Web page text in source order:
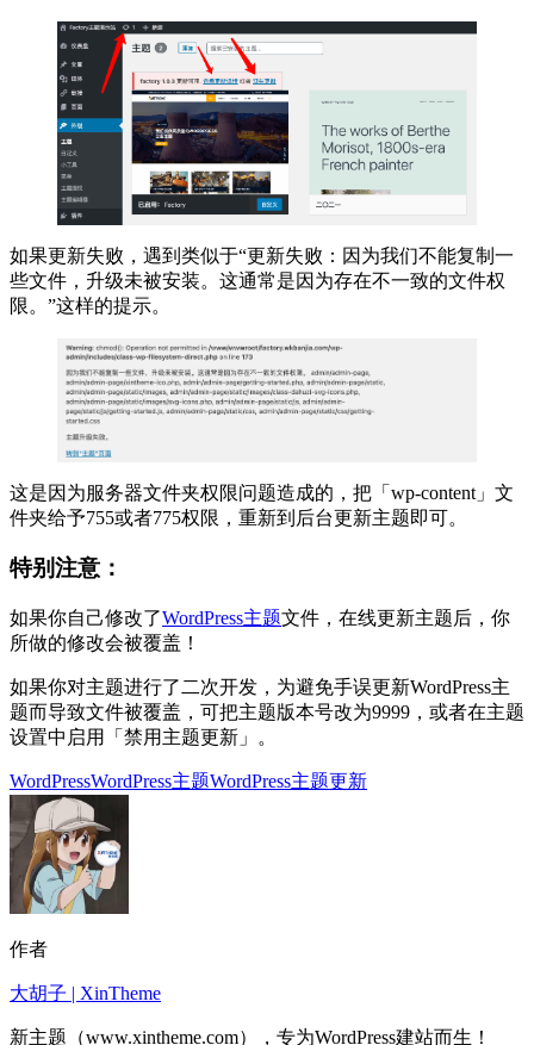
如果更新失败，遇到类似于“更新失败：因为我们不能复制一
些文件，升级未被安装。这通常是因为存在不一致的文件权
限。”这样的提示。
这是因为服务器文件夹权限问题造成的，把「wp-content」文
件夹给予755或者775权限，重新到后台更新主题即可。
特别注意：
如果你自己修改了WordPress主题文件，在线更新主题后，你
所做的修改会被覆盖！
如果你对主题进行了二次开发，为避免手误更新WordPress主
题而导致文件被覆盖，可把主题版本号改为9999，或者在主题
设置中启用「禁用主题更新」。
WordPressWordPress主题WordPress主题更新
作者
大胡子 | XinTheme
新主题（www.xintheme.com），专为WordPress建站而生！